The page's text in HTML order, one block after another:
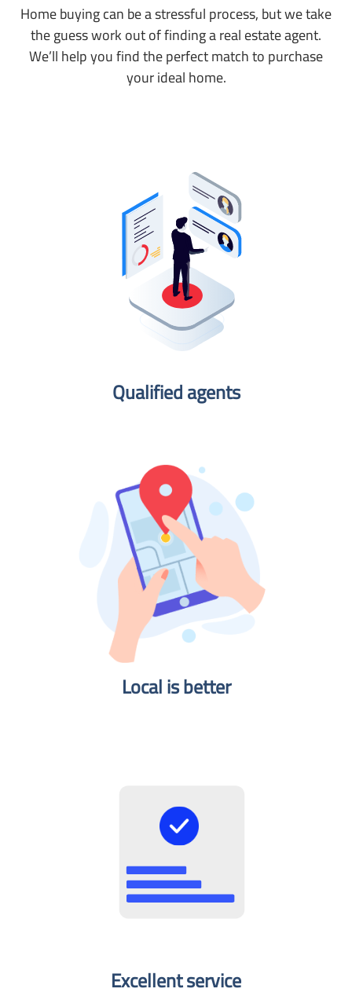
Home buying can be a stressful process, but we take
the guess work out of finding a real estate agent.
We’ll help you find the perfect match to purchase
your ideal home.
Qualified agents​
Local is better​
Excellent service